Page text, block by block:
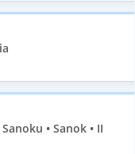
• Sanok • II